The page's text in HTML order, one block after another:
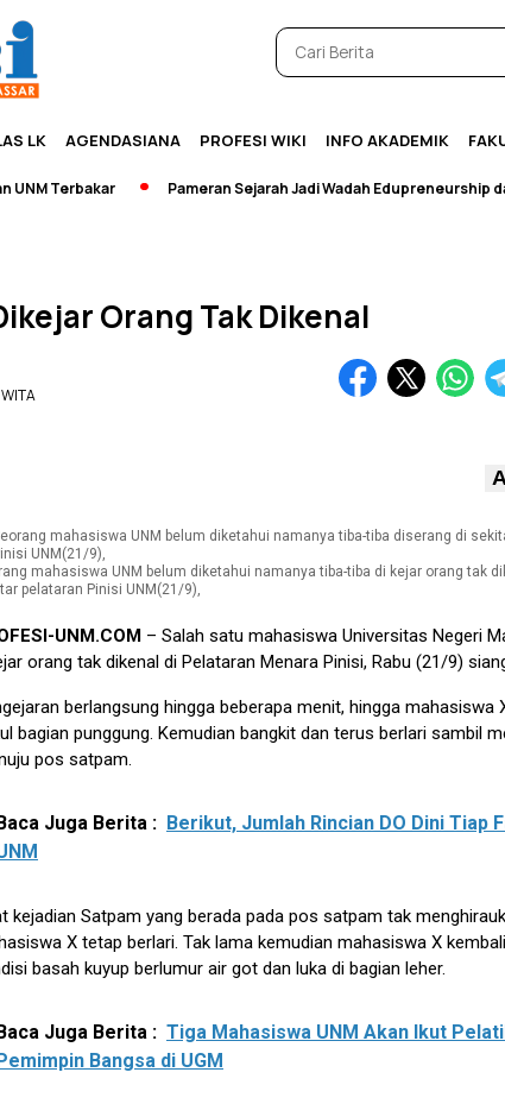
LK AGENDASIANA PROFESI WIKI INFO AKADEMIK
Terbakar Pameran Sejarah Jadi Wadah Edupreneurship dan
Orang Tak Dikenal
WITA
mahasiswa UNM belum diketahui namanya tiba-tiba di kejar orang tak
pelataran Pinisi UNM(21/9),
UNM.COM – Salah satu mahasiswa Universitas Negeri
orang tak dikenal di Pelataran Menara Pinisi, Rabu (21/9)
berlangsung hingga beberapa menit, hingga mahasiswa
bagian punggung. Kemudian bangkit dan terus berlari sambil
pos satpam.
Juga Berita : Berikut, Jumlah Rincian DO Dini Tiap
kejadian Satpam yang berada pada pos satpam tak
X tetap berlari. Tak lama kemudian mahasiswa X
basah kuyup berlumur air got dan luka di bagian leher.
Juga Berita : Tiga Mahasiswa UNM Akan Ikut
Bangsa di UGM